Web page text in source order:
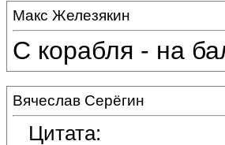
Макс Железякин
С корабля - на
Вячеслав Серёгин
Цитата: